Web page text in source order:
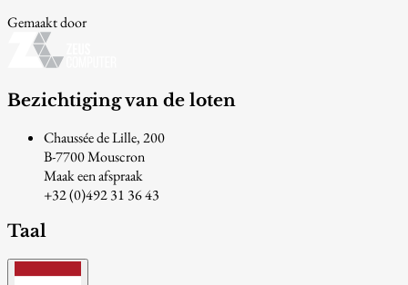
Gemaakt door
Bezichtiging van de loten
Chaussée de Lille, 200
B-7700 Mouscron
Maak een afspraak
+32 (0)492 31 36 43
Taal